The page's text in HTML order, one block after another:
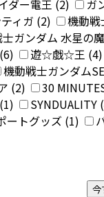
ダー電王 (2)
ガ
ィガ (2)
機動戦
ガンダム 水星の
遊☆戯☆王 (4)
機動戦士ガンダム
(2)
30
SYNDUALITY
ートグッズ (1)